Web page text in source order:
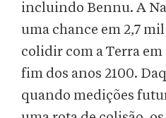
incluindo Bennu. A
uma chance em 2,7
colidir com a Terra
fim dos anos 2100.
quando medições